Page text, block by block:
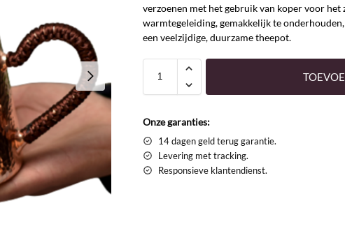
verzoenen met het gebruik van koper voor
warmtegeleiding, gemakkelijk te
een veelzijdige, duurzame theepot.
Onze garanties:
14 dagen geld terug garantie.
Levering met tracking.
Responsieve klantendienst.